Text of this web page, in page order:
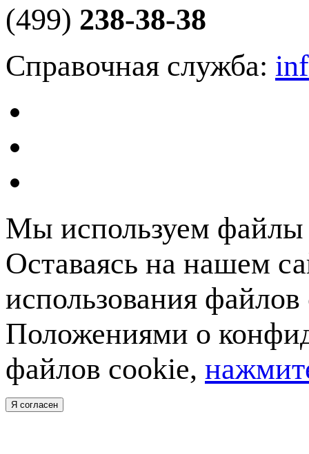
(499) 238-38-38
Справочная служба:
Мы используем файлы
Оставаясь на нашем
использования
Положениями о
файлов cookie,
Я согласен